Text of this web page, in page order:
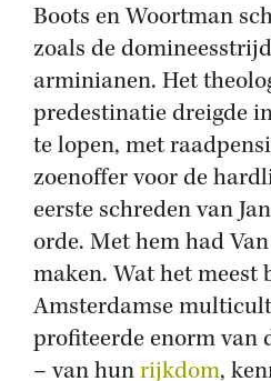
Boots en Woortman
zoals de
arminianen. Het
predestinatie dreigde
te lopen, met
zoenoffer voor de
eerste schreden van
orde. Met hem had
maken. Wat het
Amsterdamse
profiteerde enorm van
– van hunrijkdom,